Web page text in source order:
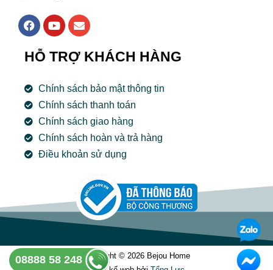
F
a
e
b
o
k
Y
o
t
u
e
E
n
e
l
p
e
HỖ TRỢ KHÁCH HÀNG
Chính sách bảo mật thông tin
Chính sách thanh toán
Chính sách giao hàng
Chính sách hoàn và trả hàng
Điều khoản sử dụng
Copyright © 2026 Bejou Home
08888 58 248